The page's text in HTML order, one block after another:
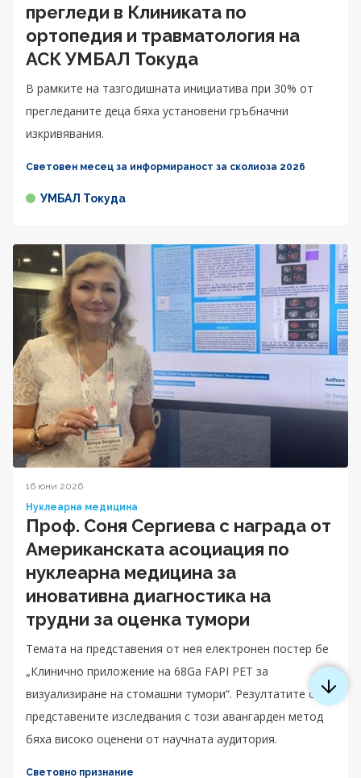
прегледи в Клиниката по
ортопедия и травматология на
АСК УМБАЛ Токуда
В рамките на тазгодишната инициатива при 30% от
прегледаните деца бяха установени гръбначни
изкривявания.
Световен месец за информираност за сколиоза 2026
УМБАЛ Токуда
16 юни 2026
Нуклеарна медицина
Проф. Соня Сергиева с награда от
Американската асоциация по
нуклеарна медицина за
иновативна диагностика на
трудни за оценка тумори
Темата на представения от нея електронен постер бе
„Клинично приложение на 68Ga FAPI PET за
визуализиране на стомашни тумори“. Резултатите от
представените изследвания с този авангарден метод
бяха високо оценени от научната аудитория.
Световно признание